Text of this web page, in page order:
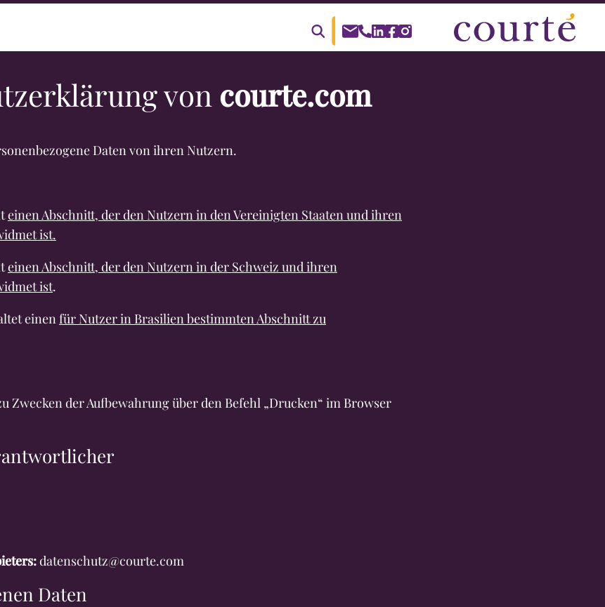
Suche
von courte.com
Daten von ihren Nutzern.
einen Abschnitt, der den Nutzern in den Vereinigten Staaten und ihren
ist.
einen Abschnitt, der den Nutzern in der Schweiz und ihren
ist.
einenfür Nutzer in Brasilien bestimmten Abschnitt zu
Zwecken der Aufbewahrung über den Befehl „Drucken“ im Browser
datenschutz@courte.com
Daten